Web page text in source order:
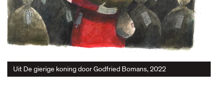
Uit De gierige koning door Godfried Bomans, 2022